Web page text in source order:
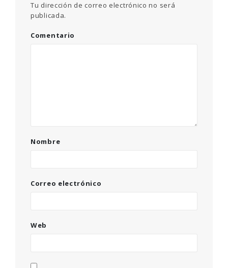
Tu dirección de correo electrónico no será
publicada.
Comentario
Nombre
Correo electrónico
Web